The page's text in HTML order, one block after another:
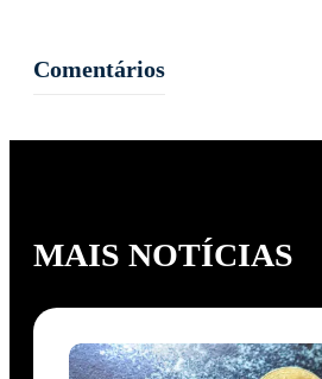
Comentários
MAIS NOTÍCIAS